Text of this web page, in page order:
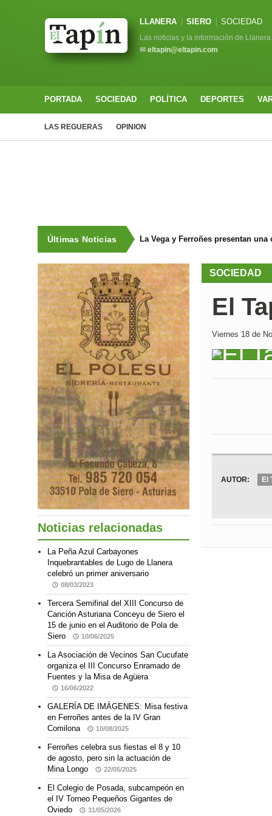
LLANERA SIERO SOCIEDAD
Las noticias y la información de Llanera
✉ eltapin@eltapin.com
PORTADA SOCIEDAD POLÍTICA DEPORTES
LAS REGUERAS OPINION
Últimas Noticias La Vega y Ferroñes presentan
SOCIEDAD
El
Viernes 18 de
AUTOR: El
Noticias relacionadas
La Peña Azul Carbayones
Inquebrantables de Lugo de Llanera
celebró un primer aniversario
08/03/2023
Tercera Semifinal del XIII Concurso de
Canción Asturiana Conceyu de Siero el
15 de junio en el Auditorio de Pola de
Siero
10/06/2025
La Asociación de Vecinos San Cucufate
organiza el III Concurso Enramado de
Fuentes y la Misa de Agüera
16/06/2022
GALERÍA DE IMÁGENES: Misa festiva
en Ferroñes antes de la IV Gran
Comilona
10/08/2025
Ferroñes celebra sus fiestas el 8 y 10
de agosto, pero sin la actuación de
Mina Longo
22/05/2025
El Colegio de Posada, subcampeón en
el IV Torneo Pequeños Gigantes de
Oviedo
31/05/2026